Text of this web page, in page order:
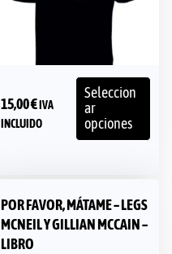
15,00€ IVA
INCLUIDO
Seleccion
ar
opciones
POR FAVOR, MÁTAME – LEGS
MCNEIL Y GILLIAN MCCAIN –
LIBRO